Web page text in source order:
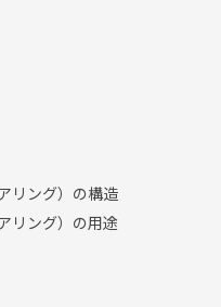
リング）の構造
リング）の用途